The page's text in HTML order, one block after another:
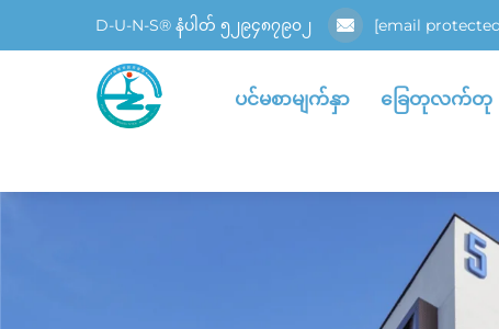
D-U-N-S® နံပါတ် ၅၂၉၄၈၇၉၀၂ [email
ပင်မစာမျက်နှာ ခြေတုလက်တု